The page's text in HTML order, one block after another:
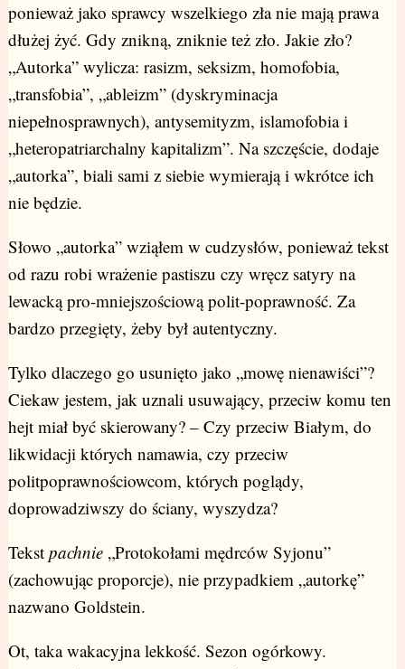
ponieważ jako sprawcy wszelkiego zła nie mają prawa
dłużej żyć. Gdy znikną, zniknie też zło. Jakie zło?
„Autorka” wylicza: rasizm, seksizm, homofobia,
„transfobia”, „ableizm” (dyskryminacja
niepełnosprawnych), antysemityzm, islamofobia i
„heteropatriarchalny kapitalizm”. Na szczęście, dodaje
„autorka”, biali sami z siebie wymierają i wkrótce ich
nie będzie.
Słowo „autorka” wziąłem w cudzysłów, ponieważ tekst
od razu robi wrażenie pastiszu czy wręcz satyry na
lewacką pro-mniejszościową polit-poprawność. Za
bardzo przegięty, żeby był autentyczny.
Tylko dlaczego go usunięto jako „mowę nienawiści”?
Ciekaw jestem, jak uznali usuwający, przeciw komu ten
hejt miał być skierowany? – Czy przeciw Białym, do
likwidacji których namawia, czy przeciw
politpoprawnościowcom, których poglądy,
doprowadziwszy do ściany, wyszydza?
Tekst pachnie„Protokołami mędrców Syjonu”
(zachowując proporcje), nie przypadkiem „autorkę”
nazwano Goldstein.
Ot, taka wakacyjna lekkość. Sezon ogórkowy.